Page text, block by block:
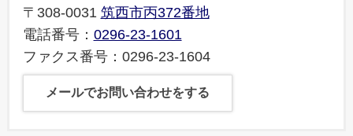
〒308-0031 筑西市丙372番地
電話番号： 0296-23-1601
ファクス番号：0296-23-1604
メールでお問い合わせをする